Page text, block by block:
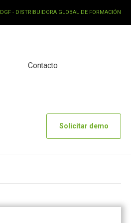
DGF - DISTRIBUIDORA GLOBAL DE FORMACIÓN
Contacto
Solicitar demo